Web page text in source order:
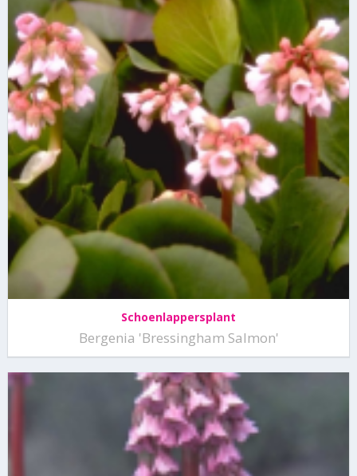
Schoenlappersplant
Bergenia 'Bressingham Salmon'